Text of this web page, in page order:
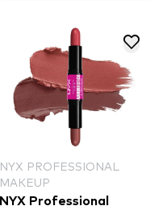
NYX PROFESSIONAL
MAKEUP
NYX Professional